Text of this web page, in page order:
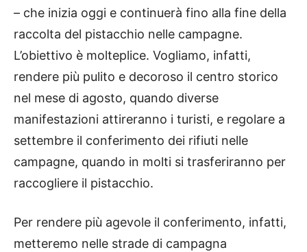
– che inizia oggi e continuerà fino alla fine della
raccolta del pistacchio nelle campagne.
L’obiettivo è molteplice. Vogliamo, infatti,
rendere più pulito e decoroso il centro storico
nel mese di agosto, quando diverse
manifestazioni attireranno i turisti, e regolare a
settembre il conferimento dei rifiuti nelle
campagne, quando in molti si trasferiranno per
raccogliere il pistacchio.
Per rendere più agevole il conferimento, infatti,
metteremo nelle strade di campagna